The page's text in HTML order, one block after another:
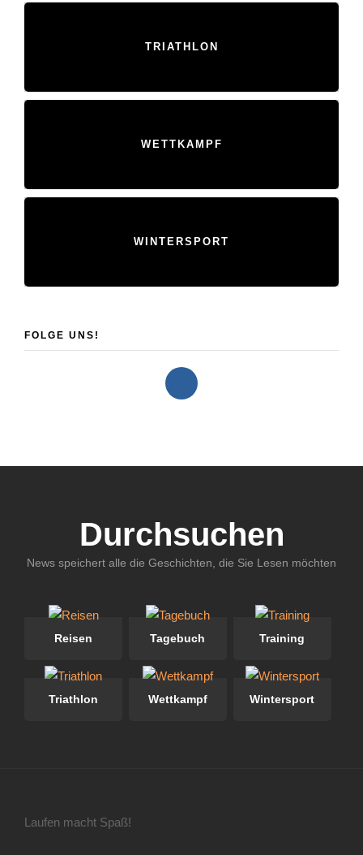
TRIATHLON
WETTKAMPF
WINTERSPORT
FOLGE UNS!
Durchsuchen
News speichert alle die Geschichten, die Sie Lesen möchten
Reisen Tagebuch Training
Triathlon Wettkampf Wintersport
Laufen macht Spaß!